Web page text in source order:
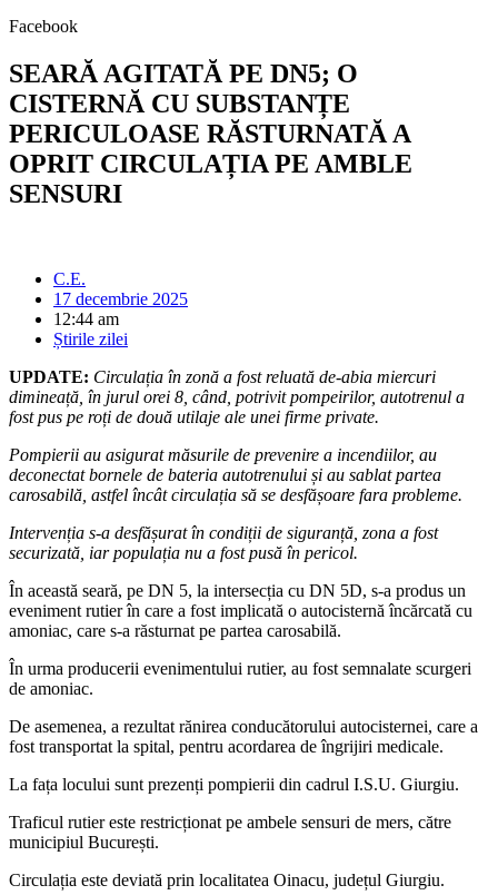
Facebook
SEARĂ AGITATĂ PE DN5; O
CISTERNĂ CU SUBSTANȚE
PERICULOASE RĂSTURNATĂ A
OPRIT CIRCULAȚIA PE AMBLE
SENSURI
C.E.
17 decembrie 2025
12:44 am
Știrile zilei
UPDATE: Circulația în zonă a fost reluată de-abia miercuri
dimineață, în jurul orei 8, când, potrivit pompeirilor, autotrenul a
fost pus pe roți de două utilaje ale unei firme private.
Pompierii au asigurat măsurile de prevenire a incendiilor, au
deconectat bornele de bateria autotrenului și au sablat partea
carosabilă, astfel încât circulația să se desfășoare fara probleme.
Intervenția s-a desfășurat în condiții de siguranță, zona a fost
securizată, iar populația nu a fost pusă în pericol.
În această seară, pe DN 5, la intersecția cu DN 5D, s-a produs un
eveniment rutier în care a fost implicată o autocisternă încărcată cu
amoniac, care s-a răsturnat pe partea carosabilă.
În urma producerii evenimentului rutier, au fost semnalate scurgeri
de amoniac.
De asemenea, a rezultat rănirea conducătorului autocisternei, care a
fost transportat la spital, pentru acordarea de îngrijiri medicale.
La fața locului sunt prezenți pompierii din cadrul I.S.U. Giurgiu.
Traficul rutier este restricționat pe ambele sensuri de mers, către
municipiul București.
Circulația este deviată prin localitatea Oinacu, județul Giurgiu.